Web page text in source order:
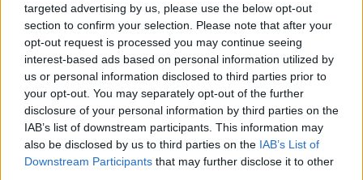
targeted advertising by us, please use the below opt-out
section to confirm your selection. Please note that after your
opt-out request is processed you may continue seeing
interest-based ads based on personal information utilized by
us or personal information disclosed to third parties prior to
your opt-out. You may separately opt-out of the further
disclosure of your personal information by third parties on the
IAB’s list of downstream participants. This information may
also be disclosed by us to third parties on the IAB’s List of
Downstream Participants that may further disclose it to other
Eladó adatai
Eladó:Nagyházi Galéria és
Aukciósház
Cím: Müller Márta
Nagyházi Galéria és Aukciósház
Kft.
1055 Budapest, Balaton utca 8.
Telefon: +361 475 6000 +361